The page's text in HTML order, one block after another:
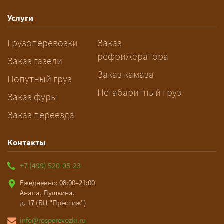
— Оставьте заявку с маршрутом,
датой и параметрами груза — логист
рассчитает стоимость за 5–10 минут
и подберёт машину. Все условия и
цена фиксируются в договоре;
оплата после доставки, перед
выгрузкой.
Услуги
Грузоперевозки
Заказ газели
Попутный груз
Заказ фуры
Заказ переезда
Заказ
рефрижератора
Заказ камаза
Негабаритный груз
Контакты
+7 (499) 520-05-23
Ежедневно: 08:00–21:00
Анапа, Пушкина,
д. 17 (БЦ "Престиж")
info@rosperevozki.ru